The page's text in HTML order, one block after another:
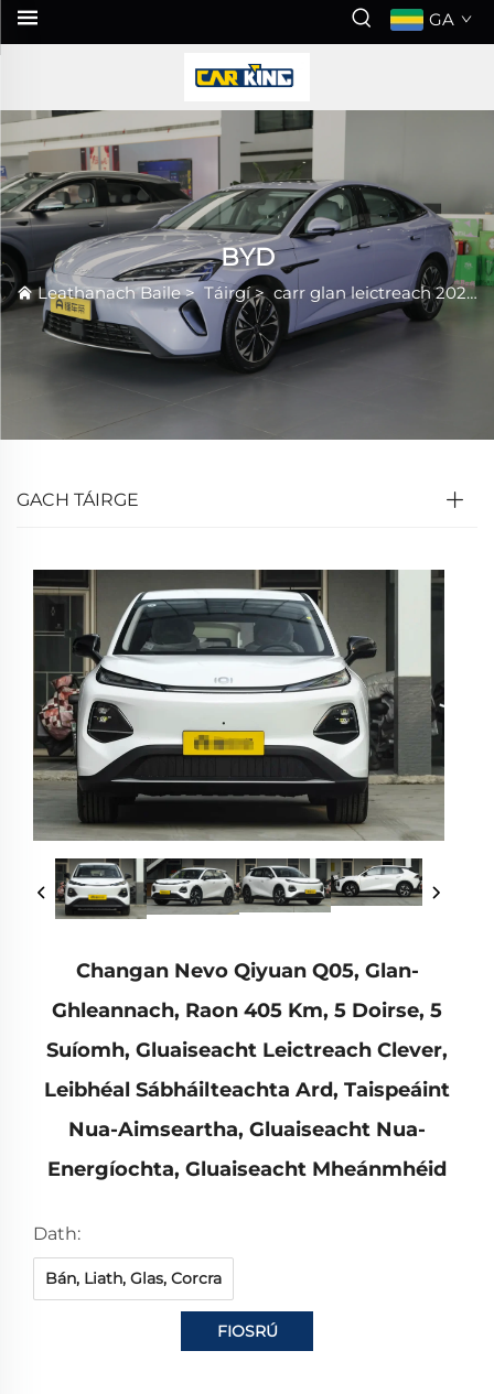
GA
BYD
Leathanach Baile> Táirgí> carr glan leictreach 2026
GACH TÁIRGE
Changan Nevo Qiyuan Q05, Glan-
Ghleannach, Raon 405 Km, 5 Doirse, 5
Suíomh, Gluaiseacht Leictreach Clever,
Leibhéal Sábháilteachta Ard, Taispeáint
Nua-Aimseartha, Gluaiseacht Nua-
Energíochta, Gluaiseacht Mheánmhéid
Dath:
Bán, Liath, Glas, Corcra
FIOSRÚ